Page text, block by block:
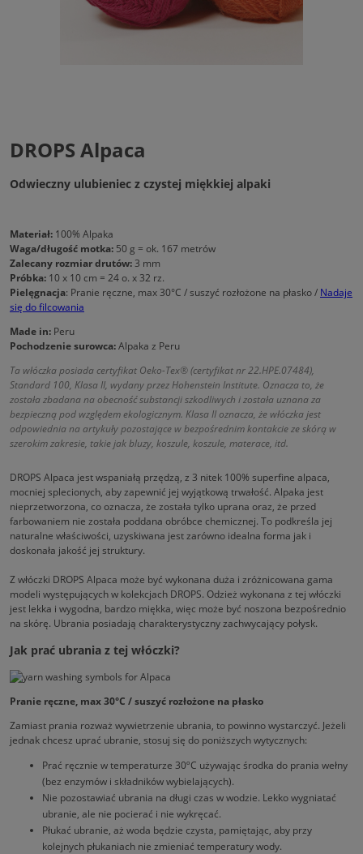
DROPS Alpaca
Odwieczny ulubieniec z czystej miękkiej alpaki
Materiał: 100% Alpaka
Waga/długość motka: 50 g = ok. 167 metrów
Zalecany rozmiar drutów:3 mm
Próbka: 10 x 10 cm = 24 o. x 32 rz.
Pielęgnacja: Pranie ręczne, max 30°C / suszyć rozłożone na płasko / Nadaje
się do filcowania
Made in: Peru
Pochodzenie surowca:Alpaka z Peru
Ta włóczka posiada certyfikat Oeko-Tex® (certyfikat nr 22.HPE.07484),
Standard 100, Klasa II, wydany przez Hohenstein Institute. Oznacza to, że
została zbadana na obecność substancji szkodliwych i została uznana za
bezpieczną pod względem ekologicznym. Klasa II oznacza, że włóczka jest
odpowiednia na artykuły pozostające w bezpośrednim kontakcie ze skórą w
szerokim zakresie, takie jak bluzy, koszule, koszule, materace, itd.
DROPS Alpaca jest wspaniałą przędzą, z 3 nitek 100% superfine alpaca,
mocniej splecionych, aby zapewnić jej wyjątkową trwałość. Alpaka jest
nieprzetworzona, co oznacza, że została tylko uprana oraz, że przed
farbowaniem nie została poddana obróbce chemicznej. To podkreśla jej
naturalne właściwości, uzyskiwana jest zarówno idealna forma jak i
doskonała jakość jej struktury.
Z włóczki DROPS Alpaca może być wykonana duża i zróżnicowana gama
modeli występujących w kolekcjach DROPS. Odzież wykonana z tej włóczki
jest lekka i wygodna, bardzo miękka, więc może być noszona bezpośrednio
na skórę. Ubrania posiadają charakterystyczny zachwycający połysk.
Jak prać ubrania z tej włóczki?
Pranie ręczne, max 30°C / suszyć rozłożone na płasko
Zamiast prania rozważ wywietrzenie ubrania, to powinno wystarczyć. Jeżeli
jednak chcesz uprać ubranie, stosuj się do poniższych wytycznych:
Prać ręcznie w temperaturze 30ºC używając środka do prania wełny
(bez enzymów i składników wybielających).
Nie pozostawiać ubrania na długi czas w wodzie. Lekko wygniatać
ubranie, ale nie pocierać i nie wykręcać.
Płukać ubranie, aż woda będzie czysta, pamiętając, aby przy
kolejnych płukaniach nie zmieniać temperatury wody.